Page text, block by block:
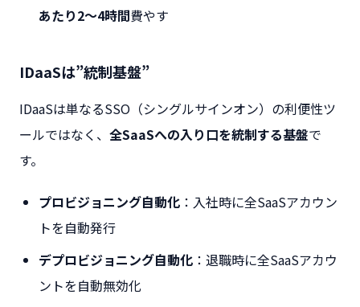
あたり2〜4時間費やす
IDaaSは”統制基盤”
IDaaSは単なるSSO（シングルサインオン）の利便性ツ
ールではなく、 全SaaSへの入り口を統制する基盤で
す。
プロビジョニング自動化 ：入社時に全SaaSアカウン
トを自動発行
デプロビジョニング自動化 ：退職時に全SaaSアカウ
ントを自動無効化